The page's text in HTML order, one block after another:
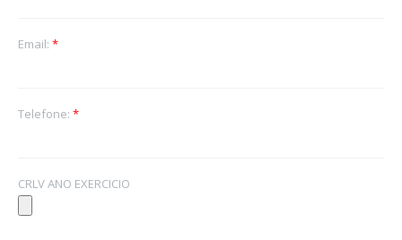
Email: *
Telefone: *
CRLV ANO EXERCICIO